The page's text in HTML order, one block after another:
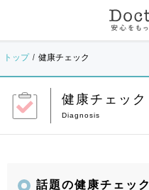
トップ 健康チェック
健康チェック
話題の健康チェック